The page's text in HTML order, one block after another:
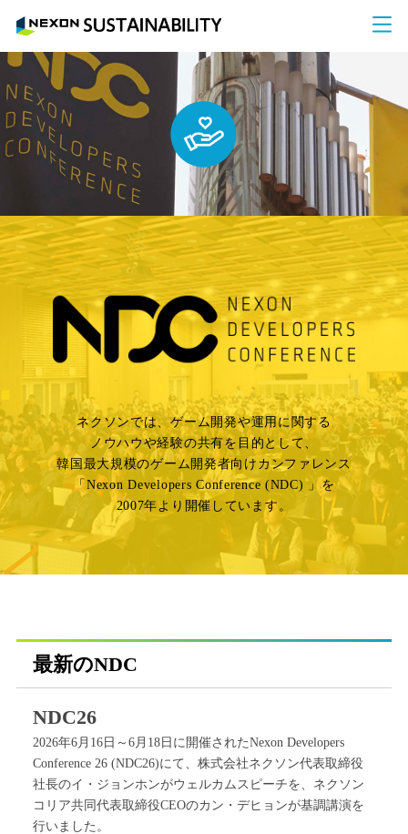
NEXON
ネクソンでは、ゲーム開発や運用に関する
ノウハウや経験の共有を目的として、
韓国最大規模のゲーム開発者向けカンファレンス
「Nexon Developers Conference (NDC) 」を
2007年より開催しています。
最新のNDC
NDC26
2026年6月16日～6月18日に開催されたNexon Developers
Conference 26 (NDC26)にて、株式会社ネクソン代表取締役
社長のイ・ジョンホンがウェルカムスピーチを、ネクソン
コリア共同代表取締役CEOのカン・デヒョンが基調講演を
行いました。